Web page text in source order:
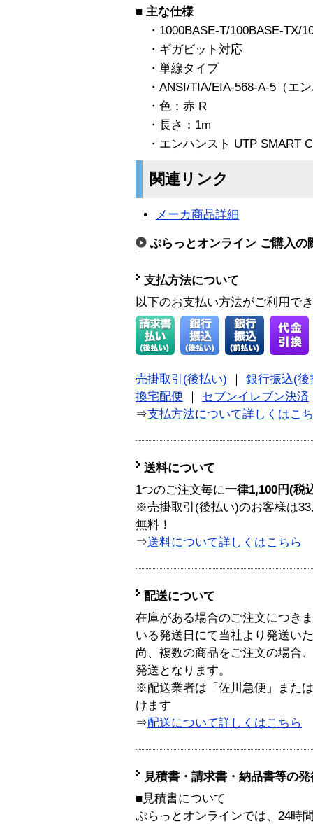
■ 主な仕様
・1000BASE-T/100BASE-TX/
・ギガビット対応
・単線タイプ
・ANSI/TIA/EIA-568-A-5（エ
・色：赤 R
・長さ：1m
・エンハンスト UTP SMART
関連リンク
メーカ商品詳細
ぷらっとオンライン ご購入の
支払方法について
以下のお支払い方法がご利用で
売掛取引(後払い)
銀行振込(後
換宅配便
セブンイレブン決済
⇒支払方法について詳しくはこ
送料について
1つのご注文毎に一律1,100円(税
※売掛取引(後払い)のお客様は
無料！
⇒送料について詳しくはこちら
配送について
在庫がある場合のご注文につき
いる発送日にて当社より発送い
尚、複数の商品をご注文の場合
発送となります。
※配送業者は「佐川急便」また
けます
⇒配送について詳しくはこちら
見積書・請求書・納品書等の
■見積書について
ぷらっとオンラインでは、24時